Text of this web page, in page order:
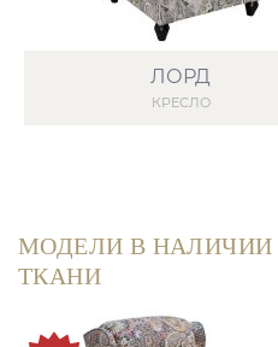
ЛОРД
КРЕСЛО
МОДЕЛИ В
ТКАНИ